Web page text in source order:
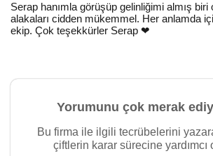
Serap hanımla görüşüp gelinliğimi almış biri
alakaları cidden mükemmel. Her anlamda
ekip. Çok teşekkürler Serap ❤️
Yorumunu çok merak
Bu firma ile ilgili tecrübelerini
çiftlerin karar sürecine yardımcı